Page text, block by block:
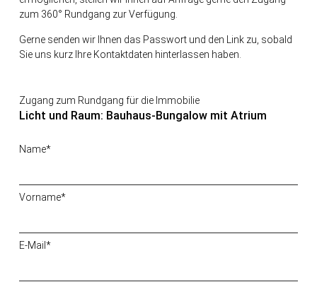
zum 360° Rundgang zur Verfügung.
Gerne senden wir Ihnen das Passwort und den Link zu, sobald
Sie uns kurz Ihre Kontaktdaten hinterlassen haben.
Zugang zum Rundgang für die Immobilie
Licht und Raum: Bauhaus-Bungalow mit Atrium
Name*
Vorname*
E-Mail*